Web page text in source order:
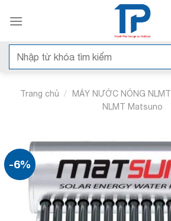
qua
dungTìm
kiếm:
Trang chủ / MÁY NƯỚC NÓNG NLMT
NLMT Matsuno
-6%